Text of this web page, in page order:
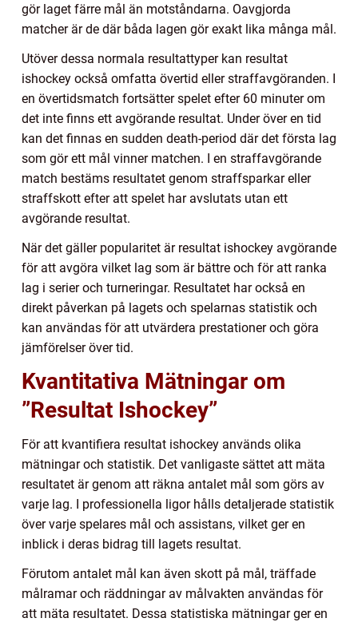
gör laget färre mål än motståndarna. Oavgjorda
matcher är de där båda lagen gör exakt lika många mål.
Utöver dessa normala resultattyper kan resultat
ishockey också omfatta övertid eller straffavgöranden. I
en övertidsmatch fortsätter spelet efter 60 minuter om
det inte finns ett avgörande resultat. Under över en tid
kan det finnas en sudden death-period där det första lag
som gör ett mål vinner matchen. I en straffavgörande
match bestäms resultatet genom straffsparkar eller
straffskott efter att spelet har avslutats utan ett
avgörande resultat.
När det gäller popularitet är resultat ishockey avgörande
för att avgöra vilket lag som är bättre och för att ranka
lag i serier och turneringar. Resultatet har också en
direkt påverkan på lagets och spelarnas statistik och
kan användas för att utvärdera prestationer och göra
jämförelser över tid.
Kvantitativa Mätningar om
”Resultat Ishockey”
För att kvantifiera resultat ishockey används olika
mätningar och statistik. Det vanligaste sättet att mäta
resultatet är genom att räkna antalet mål som görs av
varje lag. I professionella ligor hålls detaljerade statistik
över varje spelares mål och assistans, vilket ger en
inblick i deras bidrag till lagets resultat.
Förutom antalet mål kan även skott på mål, träffade
målramar och räddningar av målvakten användas för
att mäta resultatet. Dessa statistiska mätningar ger en